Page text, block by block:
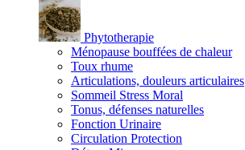
Phytotherapie
Ménopause bouffées de chaleur
Toux rhume
Articulations, douleurs articulaires
Sommeil Stress Moral
Tonus, défenses naturelles
Fonction Urinaire
Circulation Protection